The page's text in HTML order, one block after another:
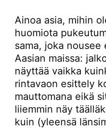
Ainoa asia, mihin
huomiota
sama, joka nousee
Aasian maissa:
näyttää vaikka
rintavaon esittely
mauttomana eikä
liiemmin näy
kuin (yleensä